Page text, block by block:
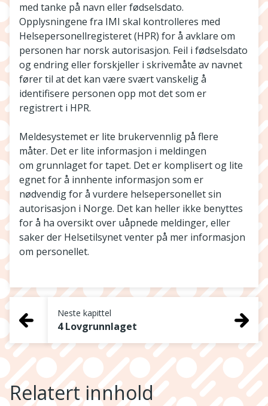
med tanke på navn eller fødselsdato.
Opplysningene fra IMI skal kontrolleres med
Helsepersonellregisteret (HPR) for å avklare om
personen har norsk autorisasjon. Feil i fødselsdato
og endring eller forskjeller i skrivemåte av navnet
fører til at det kan være svært vanskelig å
identifisere personen opp mot det som er
registrert i HPR.
Meldesystemet er lite brukervennlig på flere
måter. Det er lite informasjon i meldingen
om grunnlaget for tapet. Det er komplisert og lite
egnet for å innhente informasjon som er
nødvendig for å vurdere helsepersonellet sin
autorisasjon i Norge. Det kan heller ikke benyttes
for å ha oversikt over uåpnede meldinger, eller
saker der Helsetilsynet venter på mer informasjon
om personellet.
Neste kapittel
4 Lovgrunnlaget
Relatert innhold